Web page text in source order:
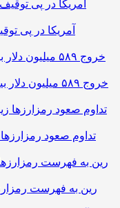
خروج ۵۸۹
تداوم صعود
رین به فهرست